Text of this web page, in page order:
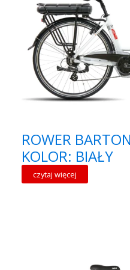
ROWER
KOLOR: BIAŁY
czytaj więcej